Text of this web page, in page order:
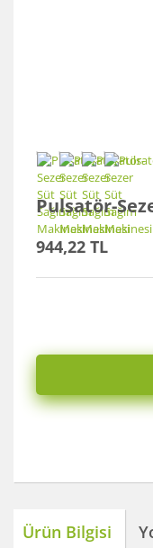
Pulsatör-
944,22 TL
Ürün Bilgisi